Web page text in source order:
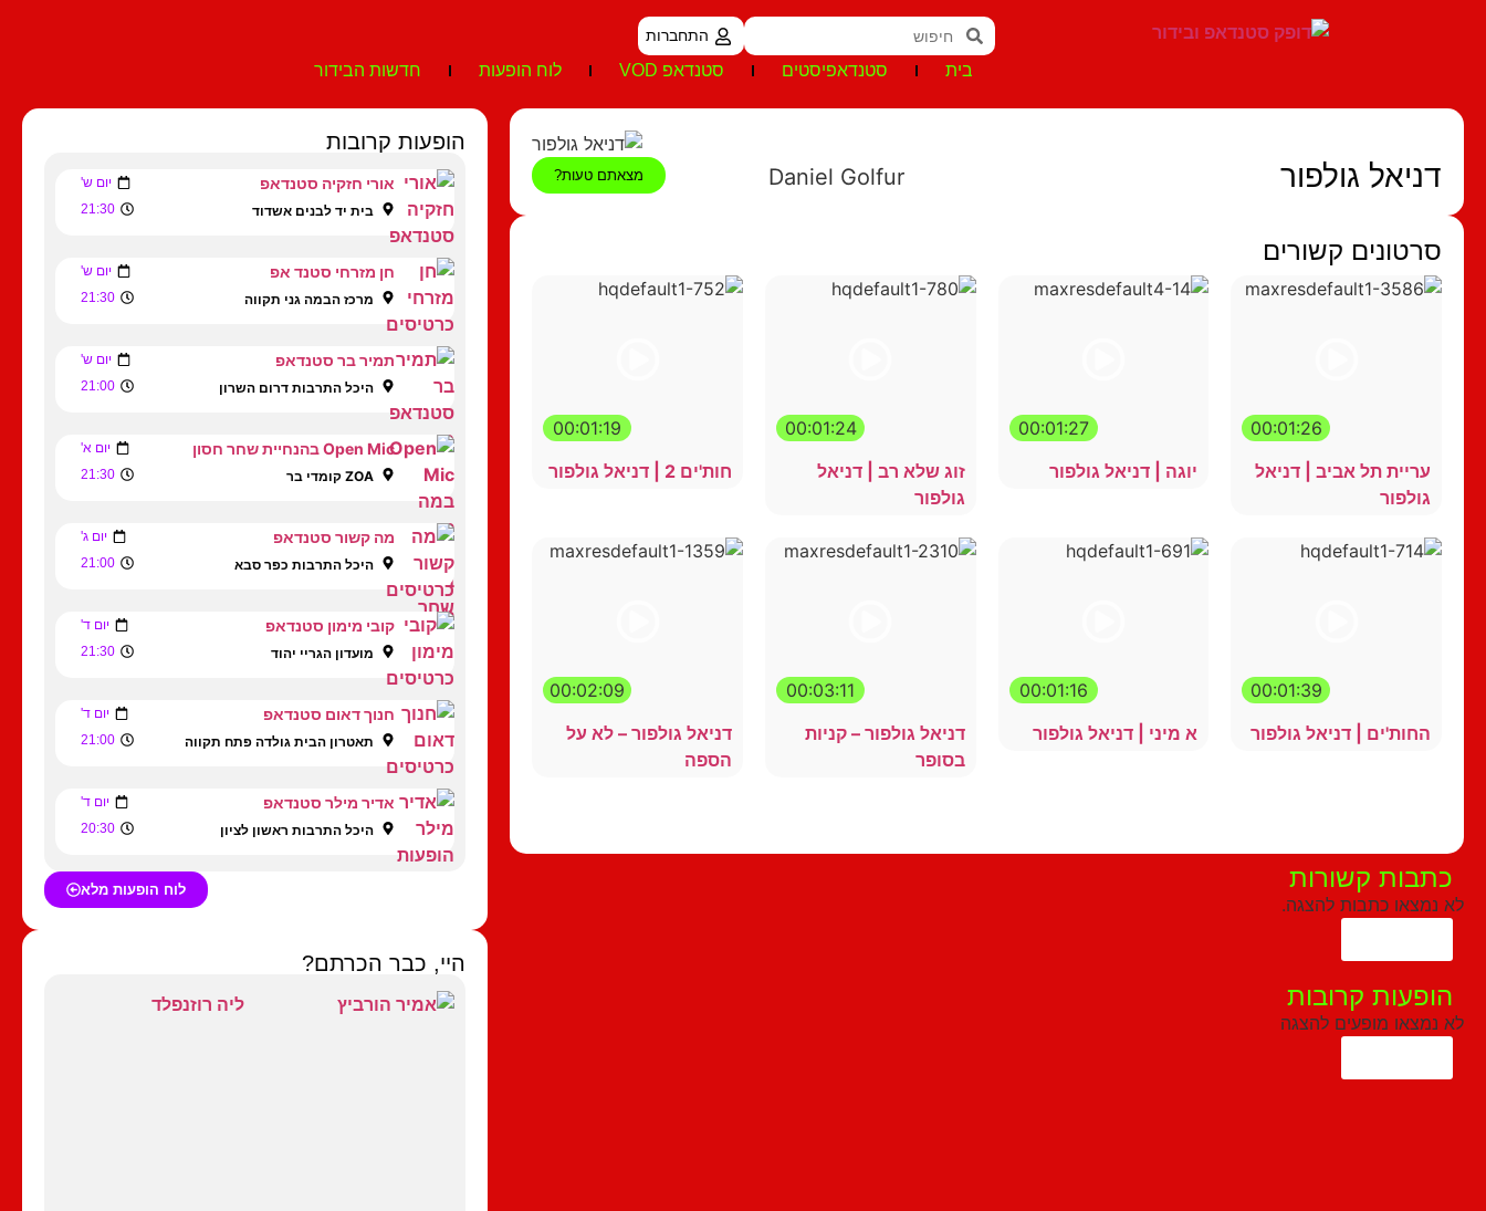
התחברות
בית סטנדאפיסטים סטנדאפ VOD לוח הופעות חדשות הבידור
דניאל גולפור Daniel Golfur מצאתם טעות?
סרטונים קשורים
00:01:26
עריית תל אביב | דניאל
גולפור
00:01:27
יוגה | דניאל גולפור
00:01:24
זוג שלא רב | דניאל
גולפור
00:01:19
חות'ים 2 | דניאל גולפור
00:01:39
החות'ים | דניאל גולפור
00:01:16
א מיני | דניאל גולפור
00:03:11
דניאל גולפור – קניות
בסופר
00:02:09
דניאל גולפור – לא על
הספה
כתבות קשורות
לא נמצאו כתבות להצגה.
הופעות קרובות
לא נמצאו מופעים להצגה
הופעות קרובות
אורי חזקיה סטנדאפ יום ש'
בית יד לבנים אשדוד 21:30
חן מזרחי סטנד אפ יום ש'
מרכז הבמה גני תקווה 21:30
תמיר בר סטנדאפ יום ש'
היכל התרבות דרום השרון 21:00
Open Mic בהנחיית שחר חסון יום א'
ZOA קומדי בר 21:30
מה קשור סטנדאפ יום ג'
היכל התרבות כפר סבא 21:00
קובי מימון סטנדאפ יום ד'
מועדון הגריי יהוד 21:30
חנוך דאום סטנדאפ יום ד'
תאטרון הבית גולדה פתח תקווה 21:00
אדיר מילר סטנדאפ יום ד'
היכל התרבות ראשון לציון 20:30
לוח הופעות מלא
היי, כבר הכרתם?
ליה רוזנפלד